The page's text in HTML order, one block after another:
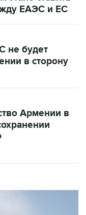
ЕАЭС и ЕС
не будет
в сторону
Армении в